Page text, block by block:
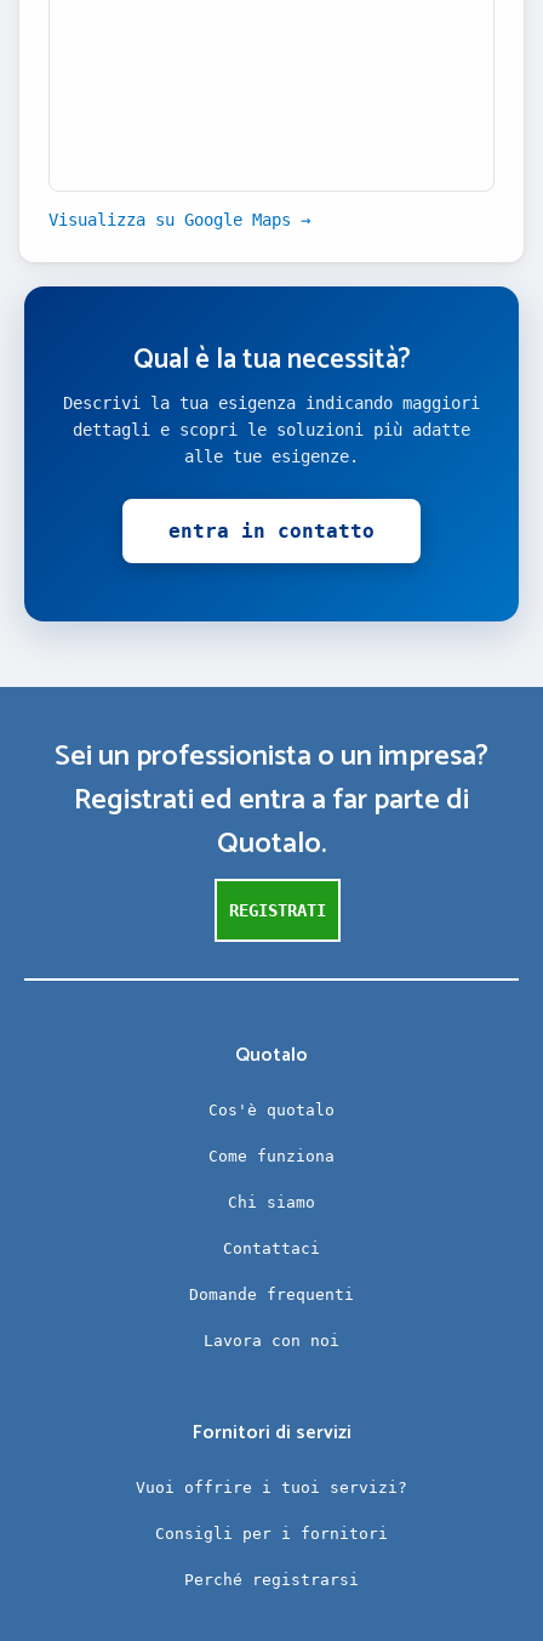
Visualizza su Google Maps →
Qual è la tua necessità?
Descrivi la tua esigenza indicando maggiori
dettagli e scopri le soluzioni più adatte
alle tue esigenze.
entra in contatto
Sei un professionista o un impresa?
Registrati ed entra a far parte di
Quotalo.
REGISTRATI
Quotalo
Cos'è quotalo
Come funziona
Chi siamo
Contattaci
Domande frequenti
Lavora con noi
Fornitori di servizi
Vuoi offrire i tuoi servizi?
Consigli per i fornitori
Perché registrarsi